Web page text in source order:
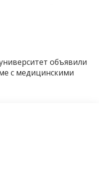
объявили
с медицинскими